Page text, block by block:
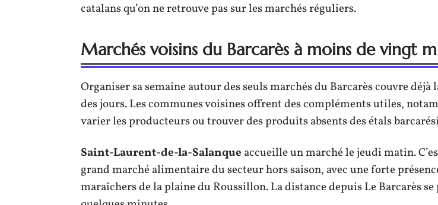
catalans qu’on ne retrouve pas sur les marchés réguliers.
Marchés voisins du Barcarès à moins de vingt
Organiser sa semaine autour des seuls marchés du Barcarès couvre déjà
des jours. Les communes voisines offrent des compléments utiles,
varier les producteurs ou trouver des produits absents des étals
Saint-Laurent-de-la-Salanque accueille un marché le jeudi matin.
grand marché alimentaire du secteur hors saison, avec une forte
maraîchers de la plaine du Roussillon. La distance depuis Le Barcarès